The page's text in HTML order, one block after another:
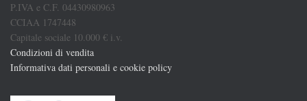
P.IVA e C.F. 04430980963
CCIAA 1747448
Capitale sociale 10.000 € i.v.
Condizioni di vendita
Informativa dati personali e cookie policy